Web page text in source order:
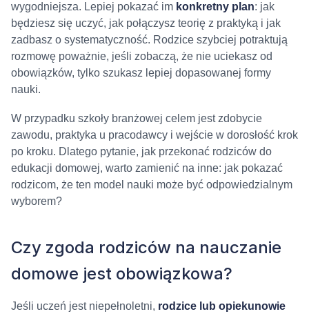
wygodniejsza. Lepiej pokazać im konkretny plan: jak
będziesz się uczyć, jak połączysz teorię z praktyką i jak
zadbasz o systematyczność. Rodzice szybciej potraktują
rozmowę poważnie, jeśli zobaczą, że nie uciekasz od
obowiązków, tylko szukasz lepiej dopasowanej formy
nauki.
W przypadku szkoły branżowej celem jest zdobycie
zawodu, praktyka u pracodawcy i wejście w dorosłość krok
po kroku. Dlatego pytanie, jak przekonać rodziców do
edukacji domowej, warto zamienić na inne: jak pokazać
rodzicom, że ten model nauki może być odpowiedzialnym
wyborem?
Czy zgoda rodziców na nauczanie
domowe jest obowiązkowa?
Jeśli uczeń jest niepełnoletni, rodzice lub opiekunowie